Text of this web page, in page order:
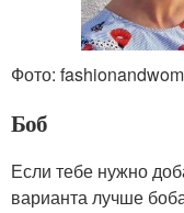
Фото:
Боб
Если тебе нужно
варианта лучше